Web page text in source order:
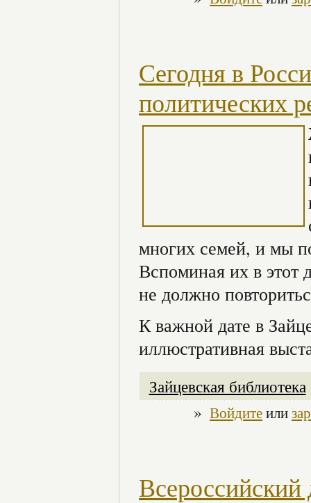
Сегодня в
политических
многих семей, и мы
Вспоминая их в этот
не должно
К важной дате в
иллюстративная
Зайцевская библиотека
» Войдитеили
Всероссийский